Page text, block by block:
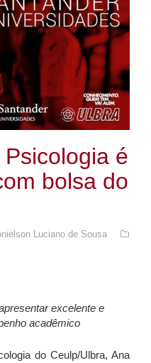
é
bolsa do
Luciano de Sousa
excelente e
acadêmico
do Ceulp/Ulbra, Ana